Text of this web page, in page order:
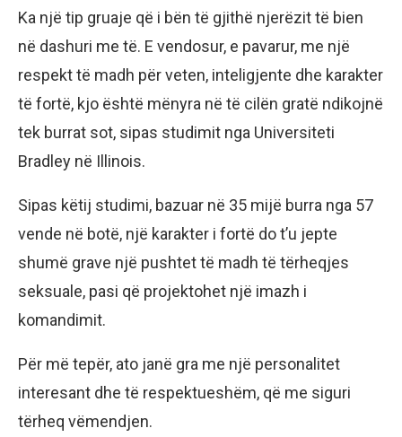
Ka një tip gruaje që i bën të gjithë njerëzit të bien
në dashuri me të. E vendosur, e pavarur, me një
respekt të madh për veten, inteligjente dhe karakter
të fortë, kjo është mënyra në të cilën gratë ndikojnë
tek burrat sot, sipas studimit nga Universiteti
Bradley në Illinois.
Sipas këtij studimi, bazuar në 35 mijë burra nga 57
vende në botë, një karakter i fortë do t’u jepte
shumë grave një pushtet të madh të tërheqjes
seksuale, pasi që projektohet një imazh i
komandimit.
Për më tepër, ato janë gra me një personalitet
interesant dhe të respektueshëm, që me siguri
tërheq vëmendjen.